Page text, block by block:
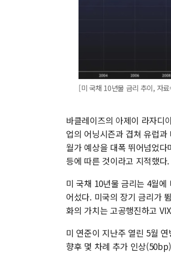
[미 국채 10년물 금리 추이,
바클레이즈의 아제이 라자디
업의 어닝시즌과 겹쳐 유럽
월가 예상을 대폭 뛰어넘었
등에 따른 것이라고 지적했다.
미 국채 10년물 금리는 4월
어섰다. 미국의 장기 금리가
화의 가치는 고공행진하고
미 연준이 지난주 열린 5월
향후 몇 차례 추가 인상